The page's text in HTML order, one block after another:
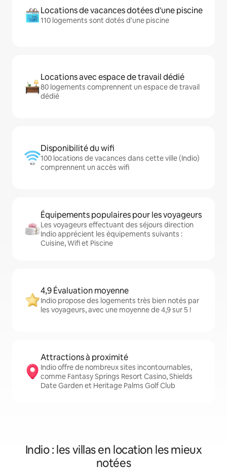
Locations de vacances dotées d'une piscine
110 logements sont dotés d'une piscine
Locations avec espace de travail dédié
80 logements comprennent un espace de travail
dédié
Disponibilité du wifi
100 locations de vacances dans cette ville (Indio)
comprennent un accès wifi
Équipements populaires pour les voyageurs
Les voyageurs effectuant des séjours direction
Indio apprécient les équipements suivants :
Cuisine, Wifi et Piscine
4,9 Évaluation moyenne
Indio propose des logements très bien notés par
les voyageurs, avec une moyenne de 4,9 sur 5 !
Attractions à proximité
Indio offre de nombreux sites incontournables,
comme Fantasy Springs Resort Casino, Shields
Date Garden et Heritage Palms Golf Club
Indio : les villas en location les mieux
notées